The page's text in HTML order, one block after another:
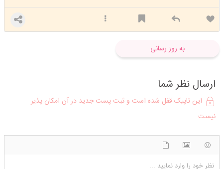
به روز رسانی
ارسال نظر شما
این تاپیک قفل شده است و ثبت پست جدید در آن امکان پذیر
نیست
نظر خود را وارد نمایید ...